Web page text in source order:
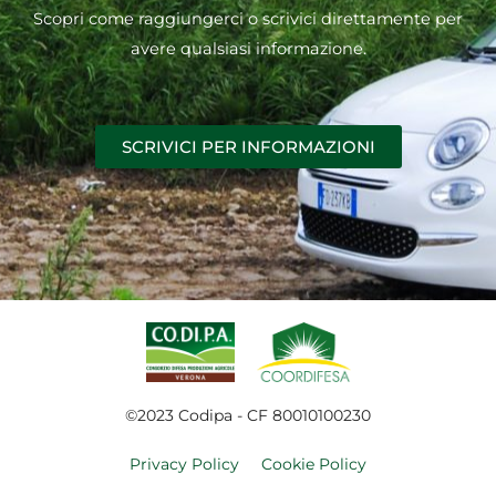
Scopri come raggiungerci o scrivici direttamente per
avere qualsiasi informazione.
SCRIVICI PER INFORMAZIONI
©2023 Codipa - CF 80010100230
Privacy Policy Cookie Policy